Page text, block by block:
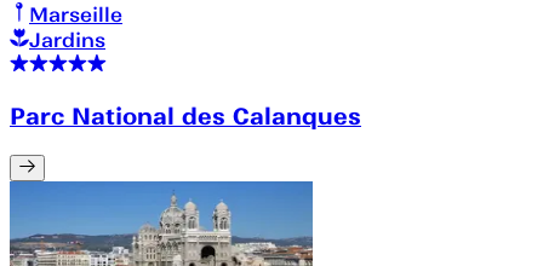
Marseille
Jardins
Parc National des Calanques